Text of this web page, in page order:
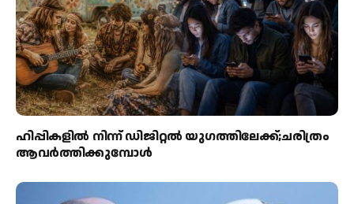
ഹിപ്പികളില്‍ നിന്ന് ഡിജിറ്റല്‍ യുഗത്തിലേക്ക്;ചരിത്രം
ആവര്‍ത്തിക്കുമ്പോള്‍